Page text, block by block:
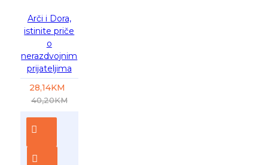
Arči i Dora,
istinite priče
o
nerazdvojnim
prijateljima
28,14KM
40,20KM